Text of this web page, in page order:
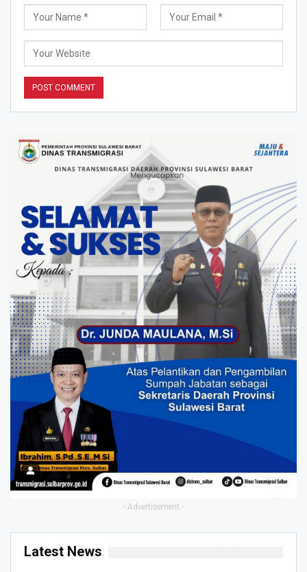
- Advertisement -
Latest News